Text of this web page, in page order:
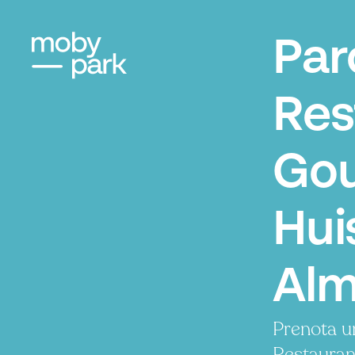
Prenota